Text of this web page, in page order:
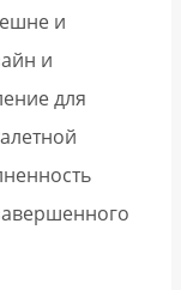
и
и
для